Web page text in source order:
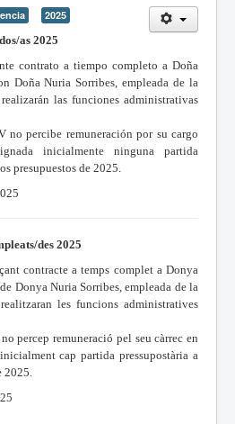
2025
as 2025
contrato a tiempo completo a Doña
Doña Nuria Sorribes, empleada de la
las funciones administrativas
no percibe remuneración por su cargo
inicialmente ninguna partida
presupuestos de 2025.
des 2025
contracte a temps complet a Donya
Donya Nuria Sorribes, empleada de la
les funcions administratives
percep remuneració pel seu càrrec en
cap partida pressupostària a
2025.